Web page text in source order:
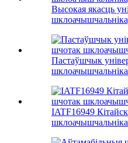
Высокая якасць
Пастаўшчык
IATF16949
шклоачышчальніка